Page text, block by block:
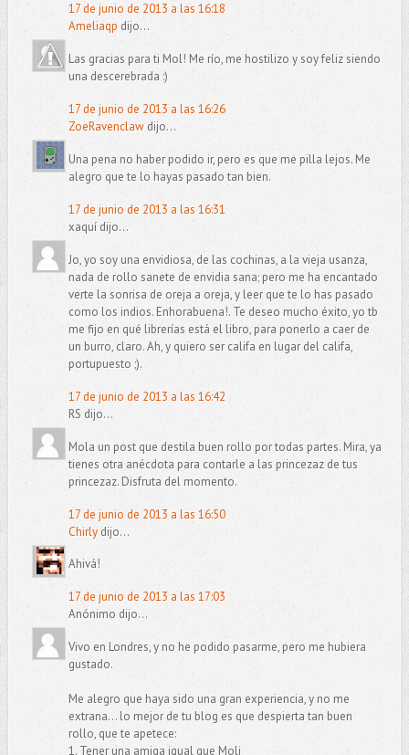
17 de junio de 2013 a las 16:18
Ameliaqp dijo...
Las gracias para ti Mol! Me río, me hostilizo y soy feliz siendo
una descerebrada :)
17 de junio de 2013 a las 16:26
ZoeRavenclawdijo...
Una pena no haber podido ir, pero es que me pilla lejos. Me
alegro que te lo hayas pasado tan bien.
17 de junio de 2013 a las 16:31
xaquí dijo...
Jo, yo soy una envidiosa, de las cochinas, a la vieja usanza,
nada de rollo sanete de envidia sana; pero me ha encantado
verte la sonrisa de oreja a oreja, y leer que te lo has pasado
como los indios. Enhorabuena!. Te deseo mucho éxito, yo tb
me fijo en qué librerías está el libro, para ponerlo a caer de
un burro, claro. Ah, y quiero ser califa en lugar del califa,
portupuesto ;).
17 de junio de 2013 a las 16:42
RS dijo...
Mola un post que destila buen rollo por todas partes. Mira, ya
tienes otra anécdota para contarle a las princezaz de tus
princezaz. Disfruta del momento.
17 de junio de 2013 a las 16:50
Chirlydijo...
Ahivá!
17 de junio de 2013 a las 17:03
Anónimo dijo...
Vivo en Londres, y no he podido pasarme, pero me hubiera
gustado.
Me alegro que haya sido una gran experiencia, y no me
extrana... lo mejor de tu blog es que despierta tan buen
rollo, que te apetece:
1. Tener una amiga igual que Moli